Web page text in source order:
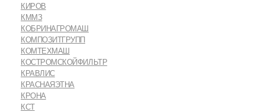
КИРОВ
КММЗ
КОБРИНАГРОМАШ
КОМПОЗИТГРУПП
КОМТЕХМАШ
КОСТРОМСКОЙФИЛЬТР
КРАВЛИС
КРАСНАЯЭТНА
КРОНА
КСТ